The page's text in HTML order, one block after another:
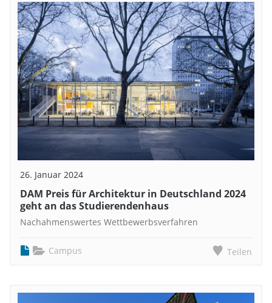
26. Januar 2024
DAM Preis für Architektur in Deutschland 2024
geht an das Studierendenhaus
Nachahmenswertes Wettbewerbsverfahren
Campus Teilen